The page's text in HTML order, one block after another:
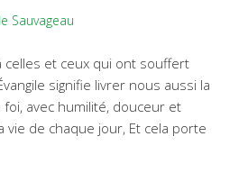
Sauvageau
celles et ceux qui ont souffert
signifie livrer nous aussi la
avec humilité, douceur et
vie de chaque jour, Et cela porte